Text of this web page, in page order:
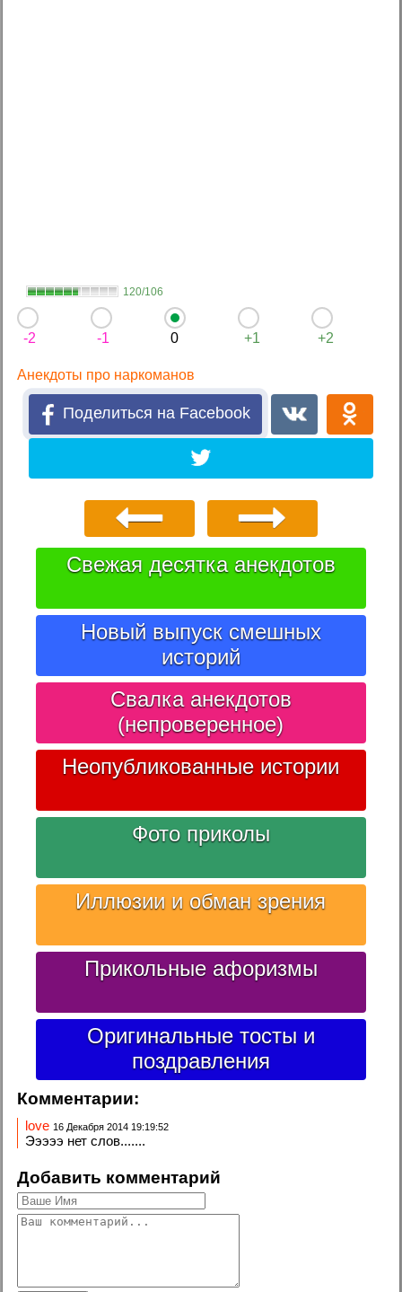
120/106
-2 -1 0 +1 +2
Анекдоты про наркоманов
Поделиться на Facebook
Свежая десятка анекдотов
Новый выпуск смешных
историй
Свалка анекдотов
(непроверенное)
Неопубликованные истории
Фото приколы
Иллюзии и обман зрения
Прикольные афоризмы
Оригинальные тосты и
поздравления
Комментарии:
love 16 Декабря 2014 19:19:52
Эээээ нет слов.......
Добавить комментарий